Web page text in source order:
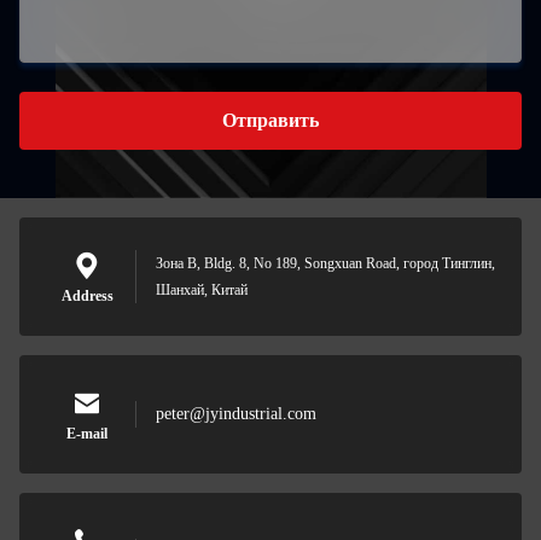
Отправить
Address
Зона B, Bldg. 8, No 189, Songxuan Road, город Тинглин,
Шанхай, Китай
E-mail
peter@jyindustrial.com